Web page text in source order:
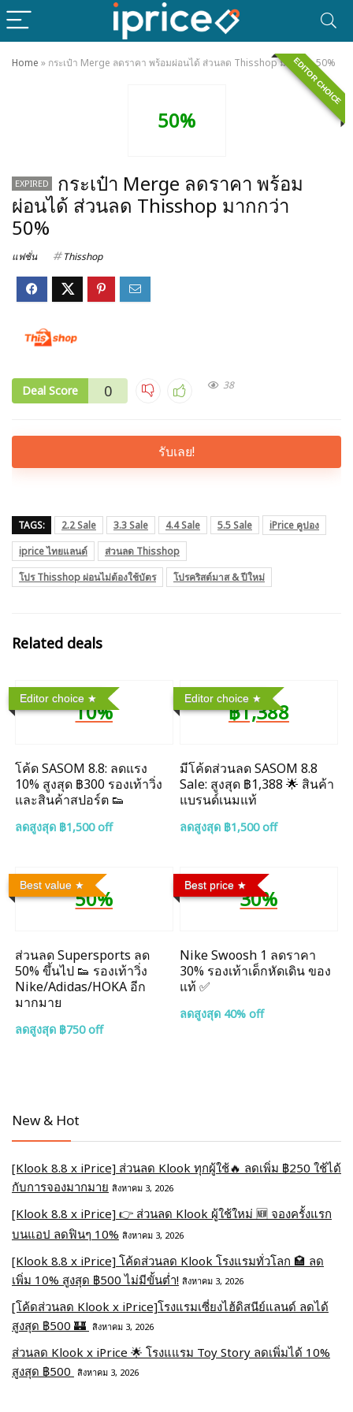
Home » กระเป๋า Merge ลดราคา พร้อมผ่อนได้ ส่วนลด Thisshop มากกว่า 50%
EDITOR CHOICE
50%
EXPIRED
กระเป๋า Merge ลดราคา พร้อม
ผ่อนได้ ส่วนลด Thisshop มากกว่า
50%
แฟชั่น Thisshop
Deal Score 0 38
รับเลย!
TAGS: 2.2 Sale 3.3 Sale 4.4 Sale 5.5 Sale
iPrice คูปอง
iprice ไทยแลนด์
ส่วนลด Thisshop
โปร Thisshop ผ่อนไม่ต้องใช้บัตร
โปรคริสต์มาส & ปีใหม่
Related deals
Editor choice
10%
โค้ด SASOM 8.8: ลดแรง
10% สูงสุด ฿300 รองเท้าวิ่ง
และสินค้าสปอร์ต 👟
ลดสูงสุด ฿1,500 off
Editor choice
฿1,388
มีโค้ดส่วนลด SASOM 8.8
Sale: สูงสุด ฿1,388 🌟 สินค้า
แบรนด์เนมแท้
ลดสูงสุด ฿1,500 off
Best value
50%
ส่วนลด Supersports ลด
50% ขึ้นไป 👟 รองเท้าวิ่ง
Nike/Adidas/HOKA อีก
มากมาย
ลดสูงสุด ฿750 off
Best price
30%
Nike Swoosh 1 ลดราคา
30% รองเท้าเด็กหัดเดิน ของ
แท้ ✅
ลดสูงสุด 40% off
New & Hot
[Klook 8.8 x iPrice] ส่วนลด Klook ทุกผู้ใช้🔥 ลดเพิ่ม ฿250 ใช้ได้
กับการจองมากมาย สิงหาคม 3, 2026
[Klook 8.8 x iPrice] 👉 ส่วนลด Klook ผู้ใช้ใหม่ 🆕 จองครั้งแรก
บนแอป ลดฟินๆ 10% สิงหาคม 3, 2026
[Klook 8.8 x iPrice] โค้ดส่วนลด Klook โรงแรมทั่วโลก 🏩 ลด
เพิ่ม 10% สูงสุด ฿500 ไม่มีขั้นต่ำ! สิงหาคม 3, 2026
[โค้ดส่วนลด Klook x iPrice]โรงแรมเซี่ยงไฮ้ดิสนีย์แลนด์ ลดได้
สูงสุด ฿500 🏰 สิงหาคม 3, 2026
ส่วนลด Klook x iPrice 🌟 โรงแแรม Toy Story ลดเพิ่มได้ 10%
สูงสุด ฿500 สิงหาคม 3, 2026